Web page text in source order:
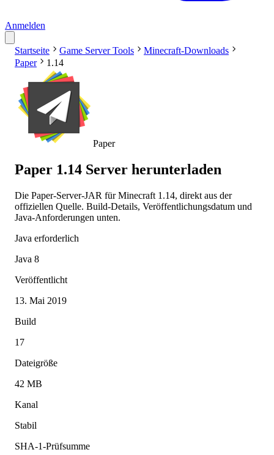
Anmelden
Startseite Game Server Tools
Minecraft-Downloads
Paper
1.14
Paper
Paper 1.14 Server herunterladen
Die Paper-Server-JAR für Minecraft 1.14, direkt aus der
offiziellen Quelle. Build-Details, Veröffentlichungsdatum und
Java-Anforderungen unten.
Java erforderlich
Java 8
Veröffentlicht
13. Mai 2019
Build
17
Dateigröße
42 MB
Kanal
Stabil
SHA-1-Prüfsumme